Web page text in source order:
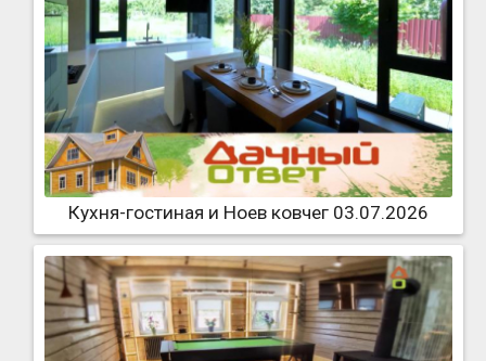
Кухня-гостиная и Ноев ковчег 03.07.2026